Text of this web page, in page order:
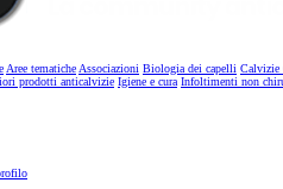
Aree tematicheAssociazioni Biologia dei capelli Calvizie
prodotti anticalvizie Igiene e cura Infoltimenti non